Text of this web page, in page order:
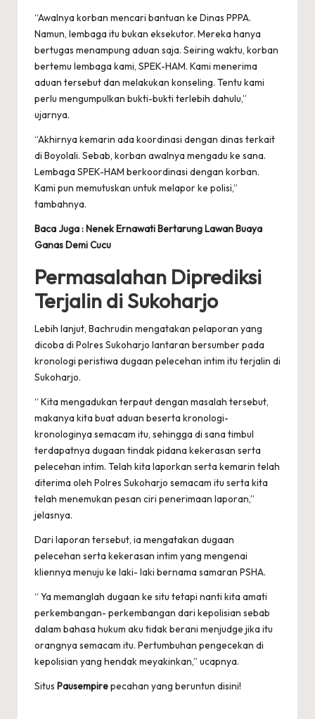
“Awalnya korban mencari bantuan ke Dinas PPPA.
Namun, lembaga itu bukan eksekutor. Mereka hanya
bertugas menampung aduan saja. Seiring waktu, korban
bertemu lembaga kami, SPEK-HAM. Kami menerima
aduan tersebut dan melakukan konseling. Tentu kami
perlu mengumpulkan bukti-bukti terlebih dahulu,”
ujarnya.
“Akhirnya kemarin ada koordinasi dengan dinas terkait
di Boyolali. Sebab, korban awalnya mengadu ke sana.
Lembaga SPEK-HAM berkoordinasi dengan korban.
Kami pun memutuskan untuk melapor ke polisi,”
tambahnya.
Baca Juga :Nenek Ernawati Bertarung Lawan Buaya
Ganas Demi Cucu
Permasalahan Diprediksi
Terjalin di Sukoharjo
Lebih lanjut, Bachrudin mengatakan pelaporan yang
dicoba di Polres Sukoharjo lantaran bersumber pada
kronologi peristiwa dugaan pelecehan intim itu terjalin di
Sukoharjo.
“ Kita mengadukan terpaut dengan masalah tersebut,
makanya kita buat aduan beserta kronologi-
kronologinya semacam itu, sehingga di sana timbul
terdapatnya dugaan tindak pidana kekerasan serta
pelecehan intim. Telah kita laporkan serta kemarin telah
diterima oleh Polres Sukoharjo semacam itu serta kita
telah menemukan pesan ciri penerimaan laporan,”
jelasnya.
Dari laporan tersebut, ia mengatakan dugaan
pelecehan serta kekerasan intim yang mengenai
kliennya menuju ke laki- laki bernama samaran PSHA.
“ Ya memanglah dugaan ke situ tetapi nanti kita amati
perkembangan- perkembangan dari kepolisian sebab
dalam bahasa hukum aku tidak berani menjudge jika itu
orangnya semacam itu. Pertumbuhan pengecekan di
kepolisian yang hendak meyakinkan,” ucapnya.
Situs Pausempirepecahan yang beruntun disini!